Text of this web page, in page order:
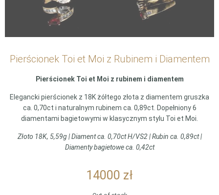
Pierścionek Toi et Moi z Rubinem i Diamentem
Pierścionek Toi et Moi z rubinem i diamentem
Elegancki pierścionek z 18K żółtego złota z diamentem gruszka
ca. 0,70ct i naturalnym rubinem ca. 0,89ct. Dopełniony 6
diamentami bagietowymi w klasycznym stylu Toi et Moi.
Złoto 18K, 5,59g | Diament ca. 0,70ct H/VS2 | Rubin ca. 0,89ct |
Diamenty bagietowe ca. 0,42ct
14000 zł